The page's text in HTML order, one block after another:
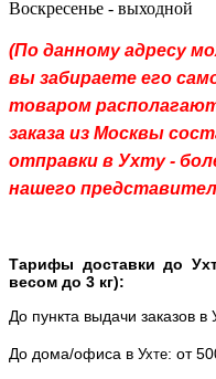
Воскресенье - выходной
(По данному адресу
вы забираете его
товаром
заказа из Москвы
отправки в Ухту -
нашего
Тарифы доставки до
весом до 3 кг):
До пункта выдачи заказов в
До дома/офиса в Ухте: от